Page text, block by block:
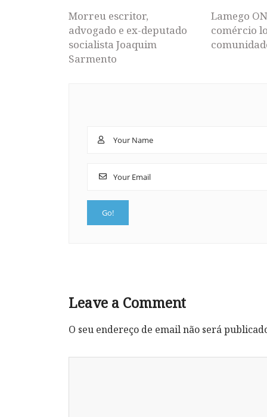
Morreu escritor,
advogado e ex-deputado
socialista Joaquim
Sarmento
Lamego
comércio
Leave a Comment
O seu endereço de email não será